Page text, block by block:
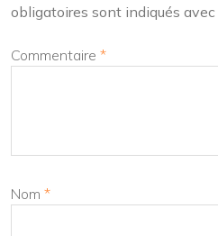
obligatoires sont indiqués avec
Commentaire *
Nom *